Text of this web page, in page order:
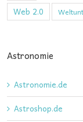
Web 2.0
Astronomie
Astronomie.de
Astroshop.de